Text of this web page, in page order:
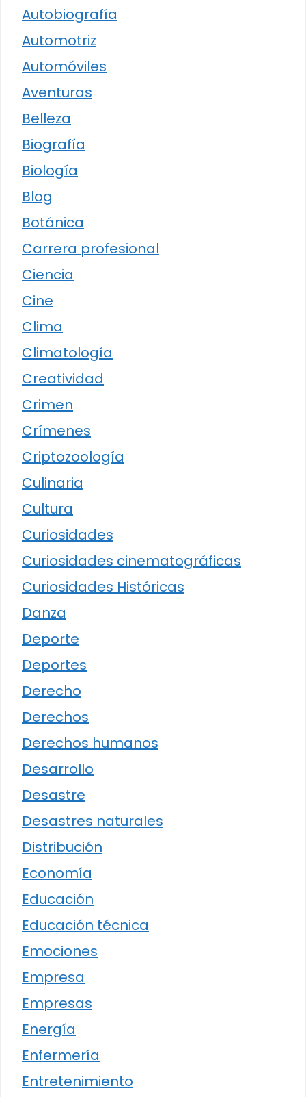
Autobiografía
Automotriz
Automóviles
Aventuras
Belleza
Biografía
Biología
Blog
Botánica
Carrera profesional
Ciencia
Cine
Clima
Climatología
Creatividad
Crimen
Crímenes
Criptozoología
Culinaria
Cultura
Curiosidades
Curiosidades cinematográficas
Curiosidades Históricas
Danza
Deporte
Deportes
Derecho
Derechos
Derechos humanos
Desarrollo
Desastre
Desastres naturales
Distribución
Economía
Educación
Educación técnica
Emociones
Empresa
Empresas
Energía
Enfermería
Entretenimiento